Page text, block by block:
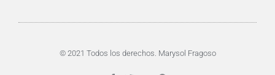
© 2021 Todos los derechos. Marysol Fragoso